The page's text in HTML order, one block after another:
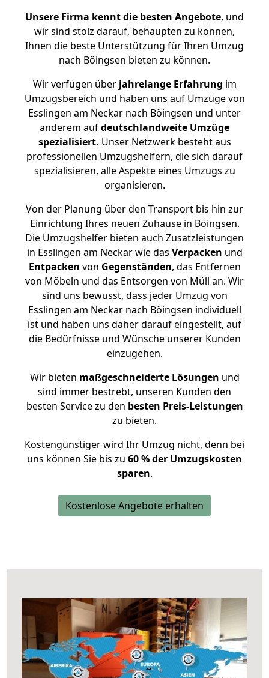
Unsere Firma kennt die besten Angebote, und
wir sind stolz darauf, behaupten zu können,
Ihnen die beste Unterstützung für Ihren Umzug
nach Böingsen bieten zu können.
Wir verfügen überjahrelange Erfahrung im
Umzugsbereich und haben uns auf Umzüge von
Esslingen am Neckar nach Böingsen und unter
anderem aufdeutschlandweite Umzüge
spezialisiert. Unser Netzwerk besteht aus
professionellen Umzugshelfern, die sich darauf
spezialisieren, alle Aspekte eines Umzugs zu
organisieren.
Von der Planung über den Transport bis hin zur
Einrichtung Ihres neuen Zuhause in Böingsen.
Die Umzugshelfer bieten auch Zusatzleistungen
in Esslingen am Neckar wie das Verpacken und
Entpacken von Gegenständen, das Entfernen
von Möbeln und das Entsorgen von Müll an. Wir
sind uns bewusst, dass jeder Umzug von
Esslingen am Neckar nach Böingsen individuell
ist und haben uns daher darauf eingestellt, auf
die Bedürfnisse und Wünsche unserer Kunden
einzugehen.
Wir bieten maßgeschneiderte Lösungen und
sind immer bestrebt, unseren Kunden den
besten Service zu den besten Preis-Leistungen
zu bieten.
Kostengünstiger wird Ihr Umzug nicht, denn bei
uns können Sie bis zu 60 % der Umzugskosten
sparen.
Kostenlose Angebote erhalten